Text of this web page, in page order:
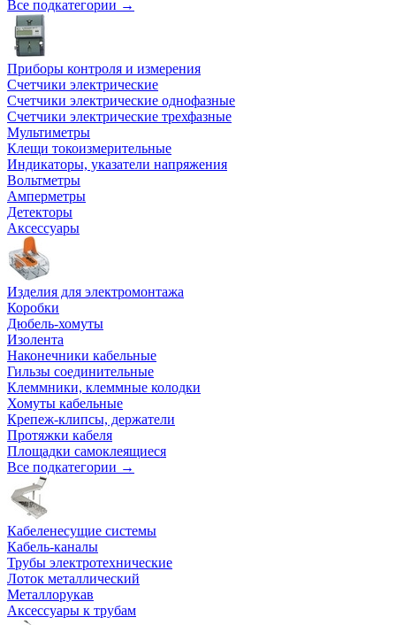
Все подкатегории →
Приборы контроля и измерения
Счетчики электрические
Счетчики электрические однофазные
Счетчики электрические трехфазные
Мультиметры
Клещи токоизмерительные
Индикаторы, указатели напряжения
Вольтметры
Амперметры
Детекторы
Аксессуары
Изделия для электромонтажа
Коробки
Дюбель-хомуты
Изолента
Наконечники кабельные
Гильзы соединительные
Клеммники, клеммные колодки
Хомуты кабельные
Крепеж-клипсы, держатели
Протяжки кабеля
Площадки самоклеящиеся
Все подкатегории →
Кабеленесущие системы
Кабель-каналы
Трубы электротехнические
Лоток металлический
Металлорукав
Аксессуары к трубам